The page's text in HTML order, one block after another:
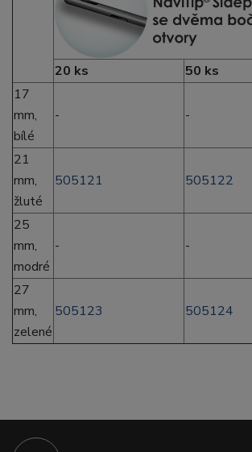
20 ks 50 ks
17
mm,
bílé
- -
21
mm,
žluté
505121 505122
25
mm,
modré
- -
27
mm,
zelené
505123 505124